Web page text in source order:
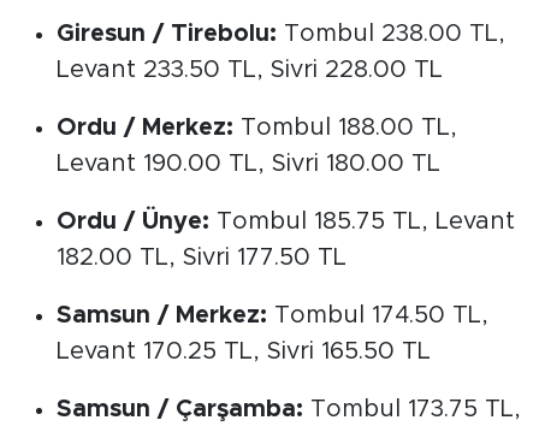
Giresun / Tirebolu: Tombul 238.00 TL,
Levant 233.50 TL, Sivri 228.00 TL
Ordu / Merkez: Tombul 188.00 TL,
Levant 190.00 TL, Sivri 180.00 TL
Ordu / Ünye: Tombul 185.75 TL, Levant
182.00 TL, Sivri 177.50 TL
Samsun / Merkez: Tombul 174.50 TL,
Levant 170.25 TL, Sivri 165.50 TL
Samsun / Çarşamba: Tombul 173.75 TL,